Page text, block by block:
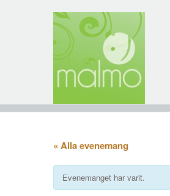
« Alla evenemang
Evenemanget har varit.